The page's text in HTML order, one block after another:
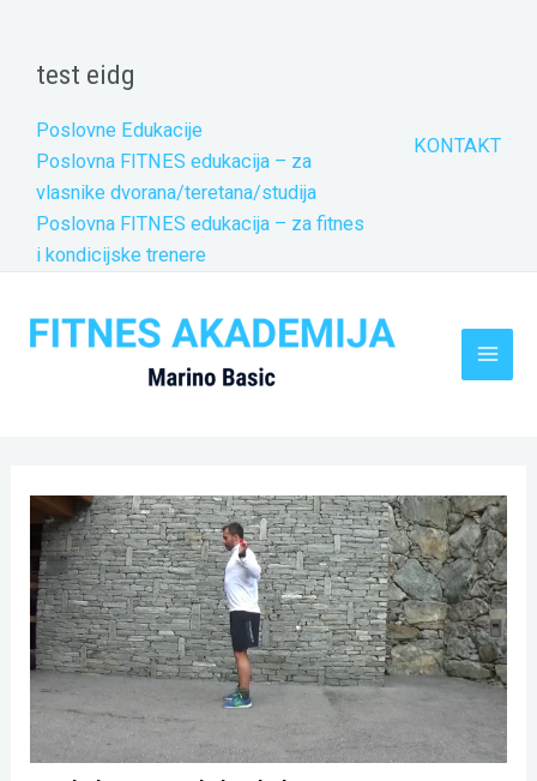
contenttest eidg
Poslovne Edukacije
Poslovna FITNES edukacija – za
vlasnike dvorana/teretana/studija
Poslovna FITNES edukacija – za fitnes
i kondicijske trenere
KONTAKT